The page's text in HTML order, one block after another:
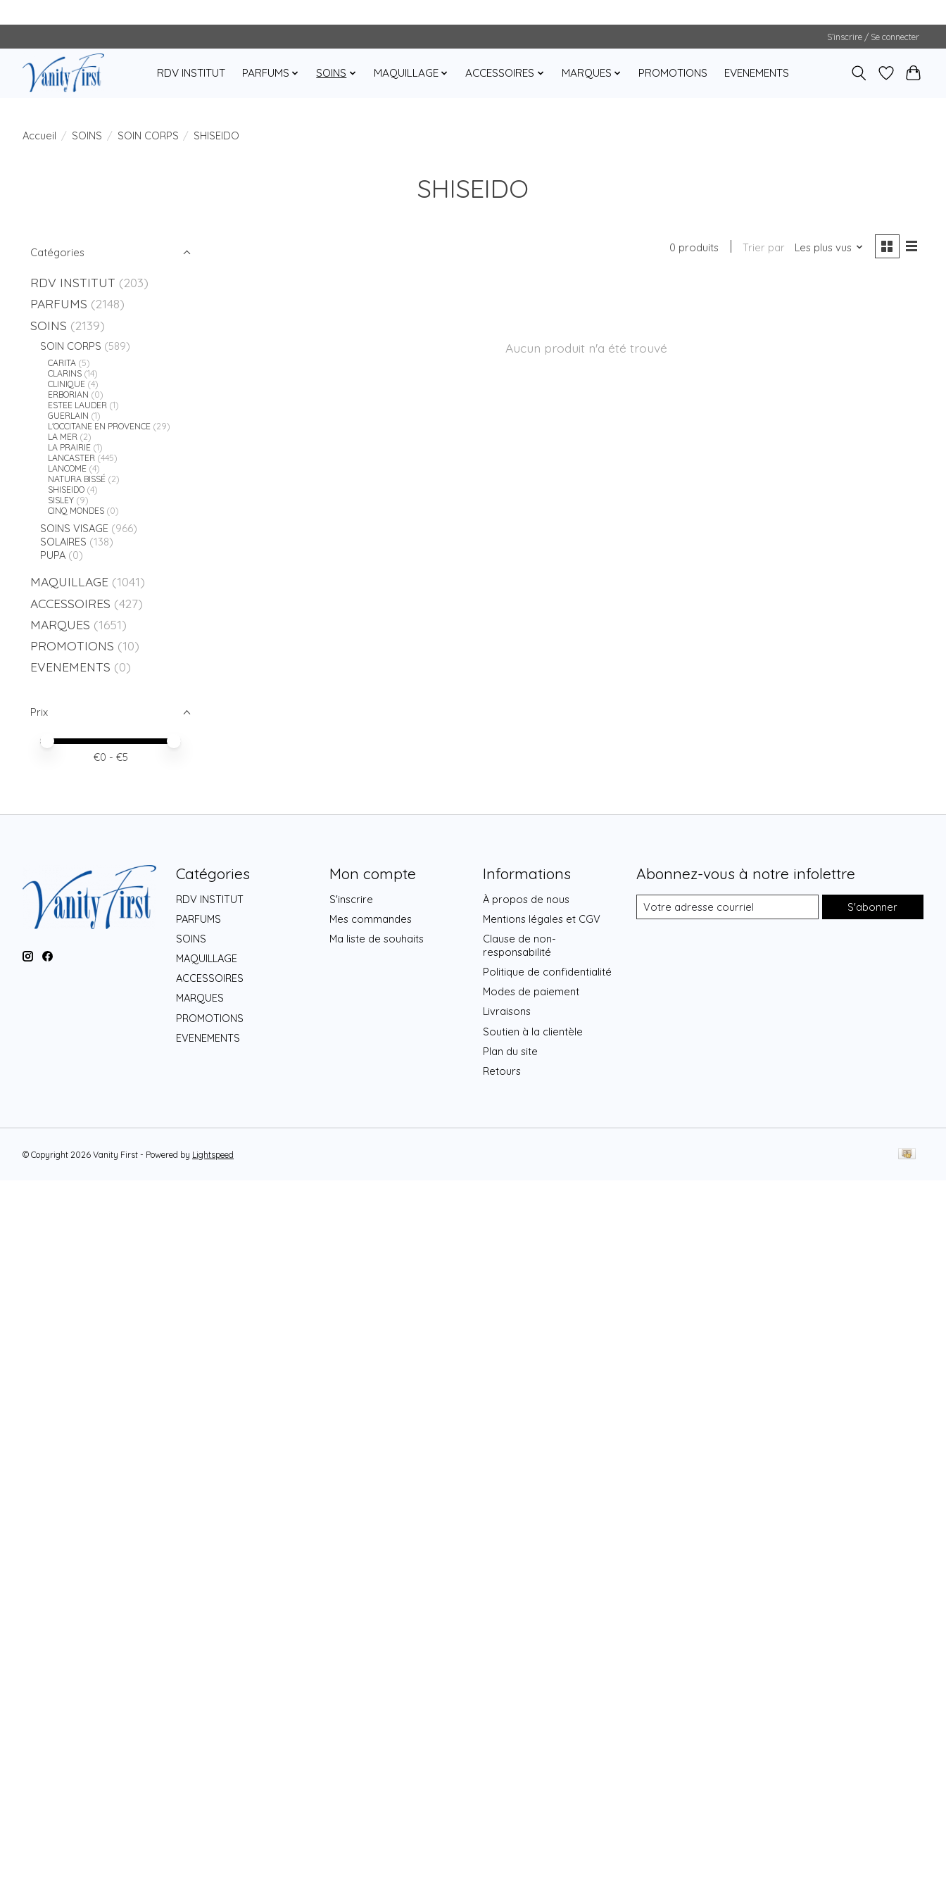
S’inscrire / Se connecter
RDV INSTITUT PARFUMS SOINS MAQUILLAGE ACCESSOIRES MARQUES PROMOTIONS EVENEMENTS
Accueil / SOINS / SOIN CORPS / SHISEIDO
SHISEIDO
Catégories
RDV INSTITUT (203)
PARFUMS (2148)
SOINS (2139)
SOIN CORPS (589)
CARITA (5)
CLARINS (14)
CLINIQUE (4)
ERBORIAN (0)
ESTEE LAUDER (1)
GUERLAIN (1)
L'OCCITANE EN PROVENCE (29)
LA MER (2)
LA PRAIRIE (1)
LANCASTER (445)
LANCOME (4)
NATURA BISSÉ (2)
SHISEIDO (4)
SISLEY (9)
CINQ MONDES (0)
SOINS VISAGE (966)
SOLAIRES (138)
PUPA (0)
MAQUILLAGE (1041)
ACCESSOIRES (427)
MARQUES (1651)
PROMOTIONS (10)
EVENEMENTS (0)
Prix
Prix minimum
Price maximum value
€0 - €5
0 produits Trier par Les plus vus
Aucun produit n'a été trouvé
Catégories
RDV INSTITUT
PARFUMS
SOINS
MAQUILLAGE
ACCESSOIRES
MARQUES
PROMOTIONS
EVENEMENTS
Mon compte
S'inscrire
Mes commandes
Ma liste de souhaits
Informations
À propos de nous
Mentions légales et CGV
Clause de non-
responsabilité
Politique de confidentialité
Modes de paiement
Livraisons
Soutien à la clientèle
Plan du site
Retours
Abonnez-vous à notre infolettre
S'abonner
© Copyright 2026 Vanity First - Powered by Lightspeed